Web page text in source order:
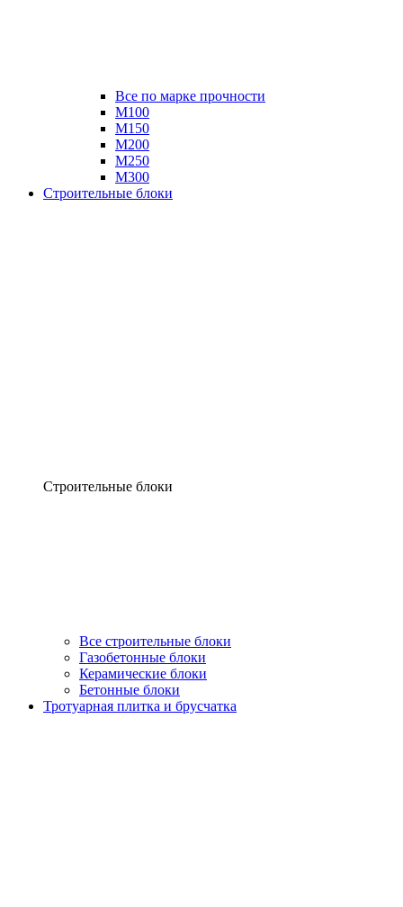
Все по марке прочности
М100
М150
М200
М250
М300
Строительные блоки
Строительные блоки
Все строительные блоки
Газобетонные блоки
Керамические блоки
Бетонные блоки
Тротуарная плитка и брусчатка